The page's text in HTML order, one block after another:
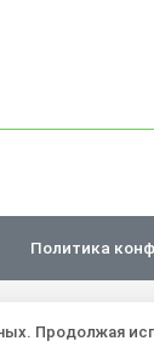
Политика
Продолжая